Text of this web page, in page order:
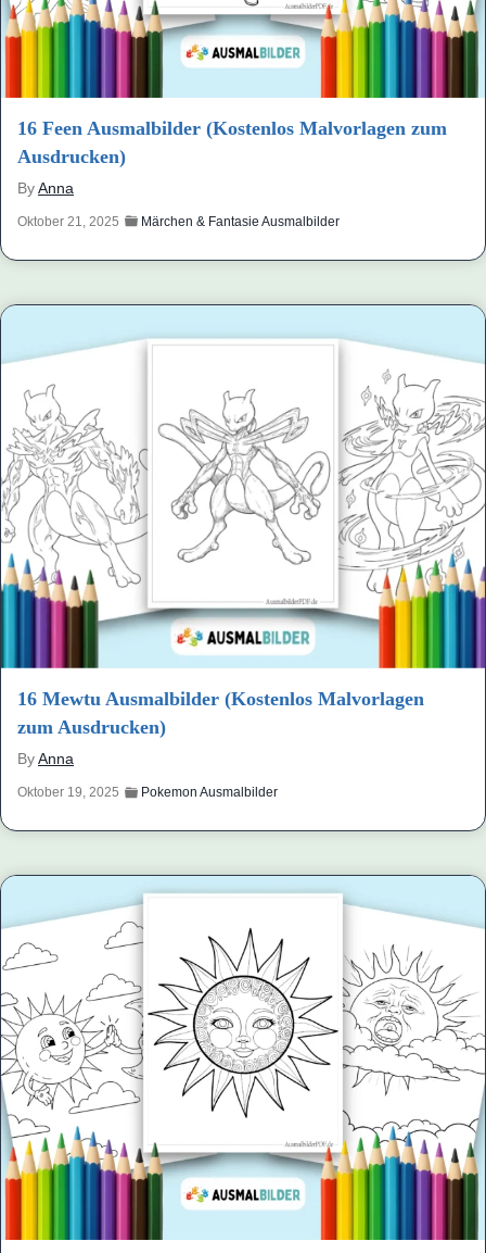
16 Feen Ausmalbilder (Kostenlos Malvorlagen zum
Ausdrucken)
ByAnna
Oktober 21, 2025 Märchen & Fantasie Ausmalbilder
16 Mewtu Ausmalbilder (Kostenlos Malvorlagen
zum Ausdrucken)
ByAnna
Oktober 19, 2025 Pokemon Ausmalbilder